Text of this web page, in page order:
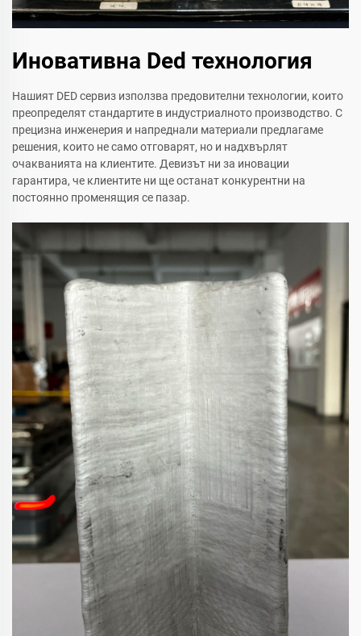
Иновативна Ded технология
Нашият DED сервиз използва предовителни технологии, които
преопределят стандартите в индустриалното производство. С
прецизна инженерия и напреднали материали предлагаме
решения, които не само отговарят, но и надхвърлят
очакванията на клиентите. Девизът ни за иновации
гарантира, че клиентите ни ще останат конкурентни на
постоянно променящия се пазар.